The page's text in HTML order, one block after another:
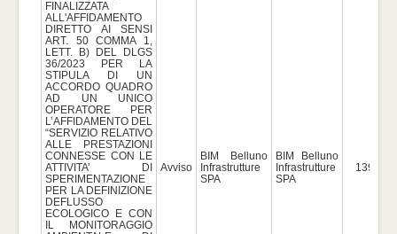
FINALIZZATA
ALL'AFFIDAMENTO
DIRETTO AI SENSI
ART. 50 COMMA 1,
LETT. B) DEL DLGS
36/2023 PER LA
STIPULA DI UN
ACCORDO QUADRO
AD UN UNICO
OPERATORE PER
L’AFFIDAMENTO DEL
“SERVIZIO RELATIVO
ALLE PRESTAZIONI
CONNESSE CON LE
ATTIVITA’ DI
SPERIMENTAZIONE
PER LA DEFINIZIONE
DEFLUSSO
ECOLOGICO E CON
IL MONITORAGGIO
Avviso
BIM Belluno
Infrastrutture
SPA
BIM Belluno
Infrastrutture
SPA